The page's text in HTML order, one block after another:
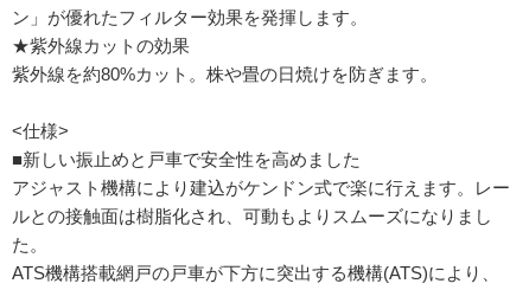
ン」が優れたフィルター効果を発揮します。
★紫外線カットの効果
紫外線を約80%カット。株や畳の日焼けを防ぎます。
<仕様>
■新しい振止めと戸車で安全性を高めました
アジャスト機構により建込がケンドン式で楽に行えます。レー
ルとの接触面は樹脂化され、可動もよりスムーズになりまし
た。
ATS機構搭載網戸の戸車が下方に突出する機構(ATS)により、